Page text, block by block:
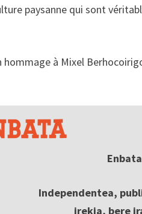
paysanne qui sont
à Mixel
Independentea,
irekia, bere